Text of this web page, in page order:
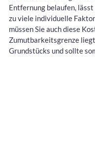
Entfernung belaufen,
zu viele individuelle
müssen Sie auch diese
Zumutbarkeitsgrenze
Grundstücks und sollte